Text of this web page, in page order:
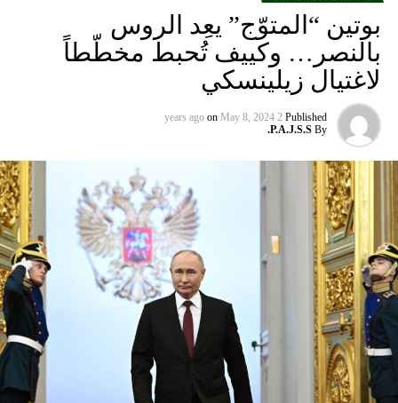
السيسي يحرج وزير النقل المصري.. هذا ما حصل!
بوتين “المتوّج” يعِد الروس
بالنصر… وكييف تُحبط مخطّطاً
لاغتيال زيلينسكي
Published
2 years ago
on May 8, 2024
By
P.A.J.S.S.